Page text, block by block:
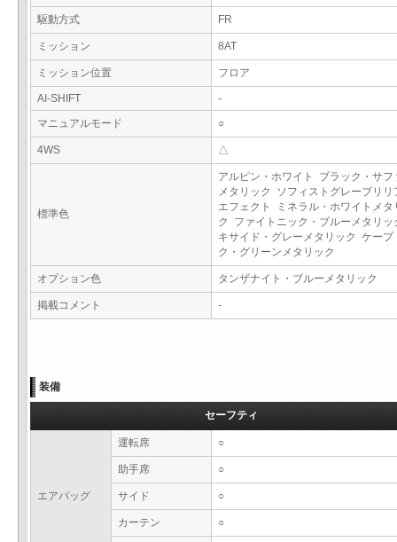
駆動方式 FR
ミッション 8AT
ミッション位置 フロア
AI-SHIFT
-
マニュアルモード
○
4WS △
標準色
アルピン・ホワイト ブラック・サフ
メタリック ソフィストグレーブリリ
エフェクト ミネラル・ホワイトメタ
ク ファイトニック・ブルーメタリ
キサイド・グレーメタリック ケープ
ク・グリーンメタリック
オプション色 タンザナイト・ブルーメタリック
掲載コメント -
装備
セーフティ
エアバッグ
運転席 ○
助手席 ○
サイド ○
カーテン ○